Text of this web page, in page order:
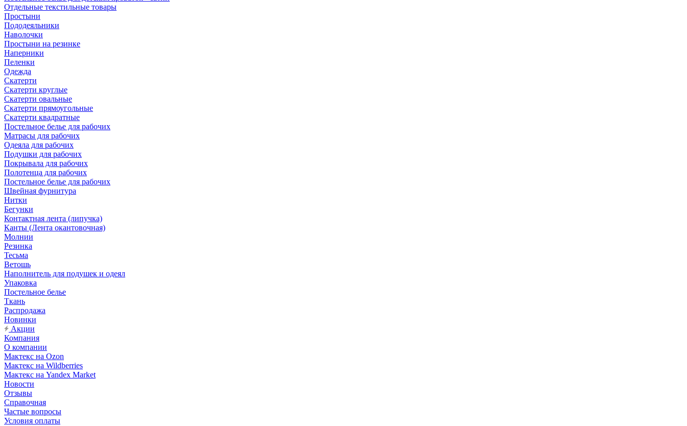
Отдельные текстильные товары
Простыни
Пододеяльники
Наволочки
Простыни на резинке
Наперники
Пеленки
Одежда
Скатерти
Скатерти круглые
Скатерти овальные
Скатерти прямоугольные
Скатерти квадратные
Постельное белье для рабочих
Матрасы для рабочих
Одеяла для рабочих
Подушки для рабочих
Покрывала для рабочих
Полотенца для рабочих
Постельное белье для рабочих
Швейная фурнитура
Нитки
Бегунки
Контактная лента (липучка)
Канты (Лента окантовочная)
Молнии
Резинка
Тесьма
Ветошь
Наполнитель для подушек и одеял
Упаковка
Постельное белье
Ткань
Распродажа
Новинки
Акции
Компания
О компании
Мактекс на Ozon
Мактекс на Wildberries
Мактекс на Yandex Market
Новости
Отзывы
Справочная
Частые вопросы
Условия оплаты